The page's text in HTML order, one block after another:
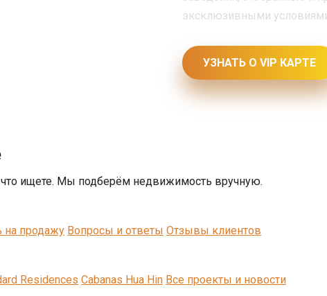
эксклюзивными
УЗНАТЬ О VIP КАРТЕ
ищете. Мы подберём недвижимость вручную.
продажу Вопросы и ответы Отзывы клиентов
Residences Cabanas Hua Hin Все проекты и новости